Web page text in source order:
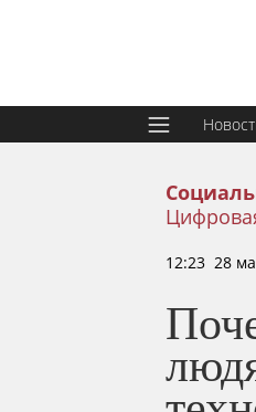
12:23 28